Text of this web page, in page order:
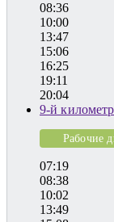
08:36
10:00
13:47
15:06
16:25
19:11
20:04
9-й
Рабочие
07:19
08:38
10:02
13:49